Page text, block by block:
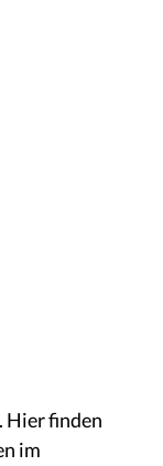
Hier finden
im